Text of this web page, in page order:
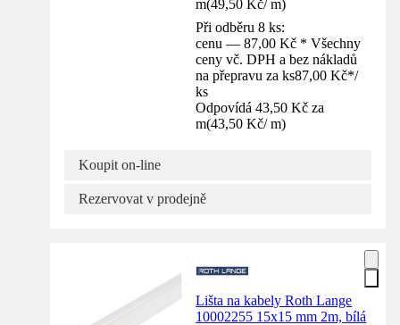
m(49,50 Kč/ m)
Při odběru 8 ks:
cenu — 87,00 Kč * Všechny
ceny vč. DPH a bez nákladů
na přepravu za ks87,00 Kč*/
ks
Odpovídá 43,50 Kč za
m(43,50 Kč/ m)
Koupit on-line
Rezervovat v prodejně
Lišta na kabely Roth Lange
10002255 15x15 mm 2m, bílá